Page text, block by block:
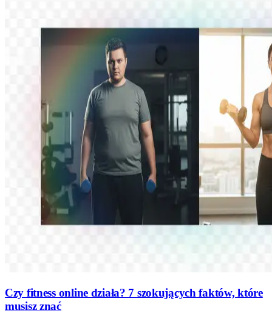
Czy fitness online działa? 7 szokujących faktów, które
musisz znać